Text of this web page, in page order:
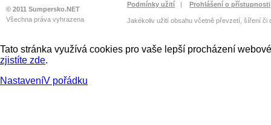
© 2011 Sumpersko.NET
Všechna práva vyhrazena
Podmínky užití | Prohlášení o přístupnosti
Jakékoliv užití obsahu včetně převzetí, šíření či
Tato stránka využívá cookies pro vaše lepší procházení
zjistíte zde.
NastaveníV pořádku